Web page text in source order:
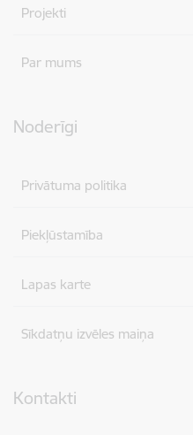
Projekti
Par mums
Noderīgi
Privātuma politika
Piekļūstamība
Lapas karte
Sīkdatņu izvēles maiņa
Kontakti